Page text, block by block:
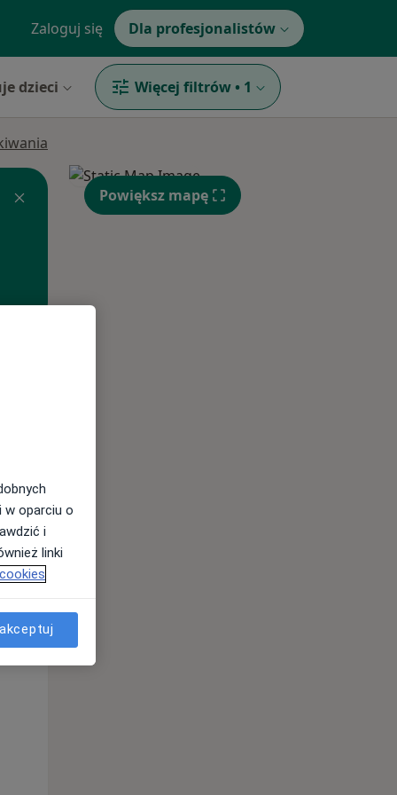
Zaloguj się Dla profesjonalistów
dzieci Więcej filtrów • 1
Pon,
Powiększ mapę
w oparciu o
i
linki